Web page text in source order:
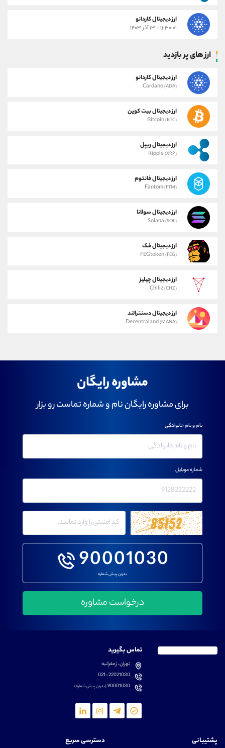
ارز دیجیتال کاردانو
۱۱:۳۰:۰۱ - ۱۳ آذر ۱۴۰۳
ارز های پر بازدید
ارز دیجیتال کاردانو
Cardano(ADA)
ارز دیجیتال بیت کوین
Bitcoin(BTC)
ارز دیجیتال ریپل
Ripple(XRP)
ارز دیجیتال فانتوم
Fantom(FTM)
ارز دیجیتال سولانا
Solana (SOL)
ارز دیجیتال فگ
FEGtoken(FEG)
ارز دیجیتال چیلیز
Chiliz(CHZ)
ارز دیجیتال دسنترالند
Decentraland(MANA)
مشاوره رایگان
برای مشاوره رایگان نام و شماره تماست رو بزار
90001030
بدون پیش شماره
نام و نام خانوادگی
شماره موبایل
تماس بگیرید
تهران، زعفرانیه
021-22021030
90001030(بدون پیش شماره)
پشتیبانی دسترسی سریع